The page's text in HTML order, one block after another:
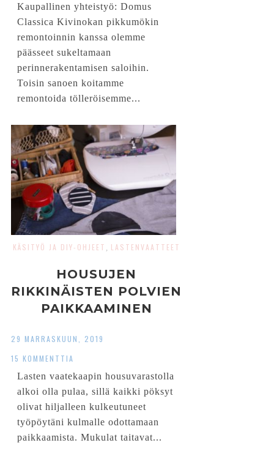
Kaupallinen yhteistyö: Domus
Classica Kivinokan pikkumökin
remontoinnin kanssa olemme
päässeet sukeltamaan
perinnerakentamisen saloihin.
Toisin sanoen koitamme
remontoida tölleröisemme...
KÄSITYÖ JA DIY-OHJEET LASTENVAATTEET
HOUSUJEN
RIKKINÄISTEN POLVIEN
PAIKKAAMINEN
29 MARRASKUUN, 2019
15 KOMMENTTIA
Lasten vaatekaapin housuvarastolla
alkoi olla pulaa, sillä kaikki pöksyt
olivat hiljalleen kulkeutuneet
työpöytäni kulmalle odottamaan
paikkaamista. Mukulat taitavat...